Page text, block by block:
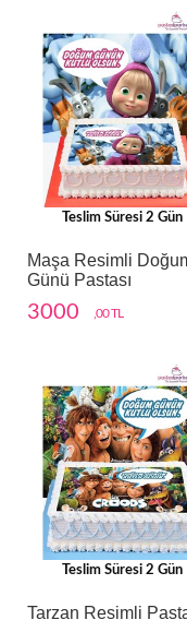
Teslim Süresi 2 Gün
Maşa Resimli
Günü Pastası
3000 ,00 TL
Teslim Süresi 2 Gün
Tarzan Resimli